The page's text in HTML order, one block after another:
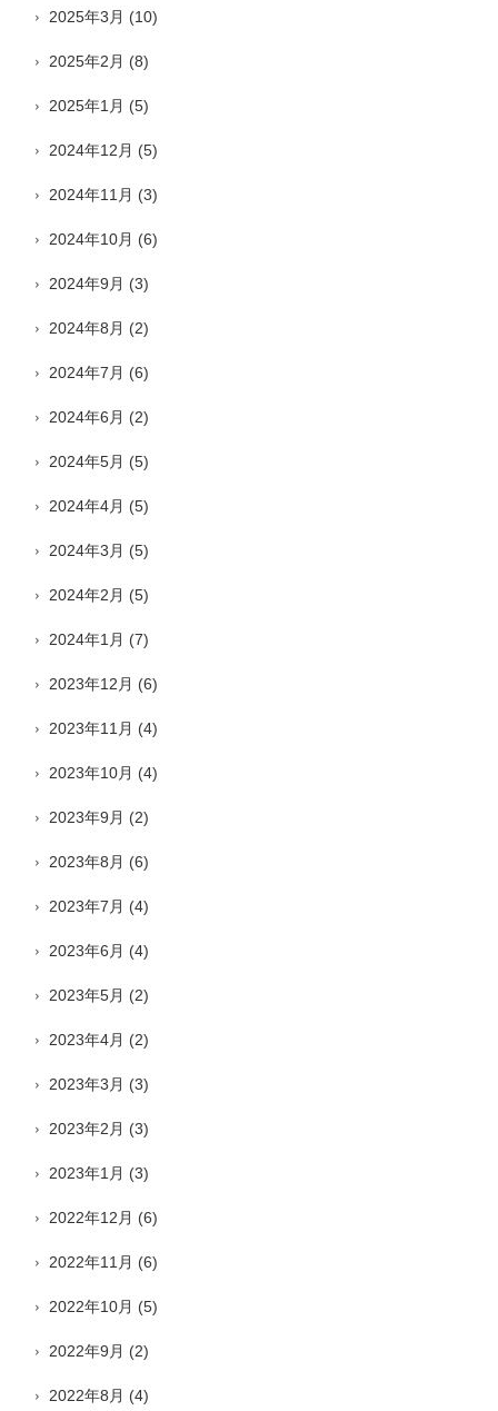
2025年3月 (10)
2025年2月 (8)
2025年1月 (5)
2024年12月 (5)
2024年11月 (3)
2024年10月 (6)
2024年9月 (3)
2024年8月 (2)
2024年7月 (6)
2024年6月 (2)
2024年5月 (5)
2024年4月 (5)
2024年3月 (5)
2024年2月 (5)
2024年1月 (7)
2023年12月 (6)
2023年11月 (4)
2023年10月 (4)
2023年9月 (2)
2023年8月 (6)
2023年7月 (4)
2023年6月 (4)
2023年5月 (2)
2023年4月 (2)
2023年3月 (3)
2023年2月 (3)
2023年1月 (3)
2022年12月 (6)
2022年11月 (6)
2022年10月 (5)
2022年9月 (2)
2022年8月 (4)